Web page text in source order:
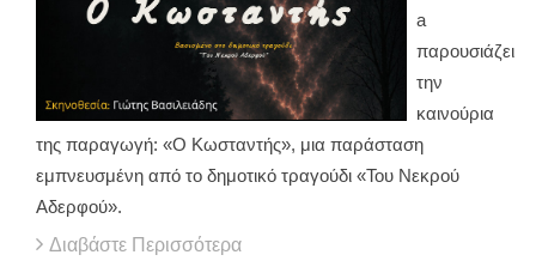
a
παρουσιάζει
την
καινούρια
της παραγωγή: «Ο Κωσταντής», μια παράσταση
εμπνευσμένη από το δημοτικό τραγούδι «Του Νεκρού
Αδερφού».
Διαβάστε Περισσότερα